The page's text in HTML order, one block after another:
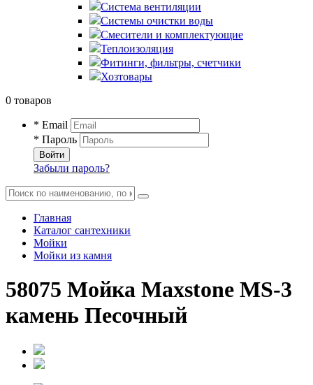
Система вентиляции
Системы очистки воды
Смесители и комплектующие
Теплоизоляция
Фитинги, фильтры, счетчики
Хозтовары
0 товаров
* Email
* Пароль
Войти
Забыли пароль?
Главная
Каталог сантехники
Мойки
Мойки из камня
58075 Мойка Maxstone MS-3
камень Песочный